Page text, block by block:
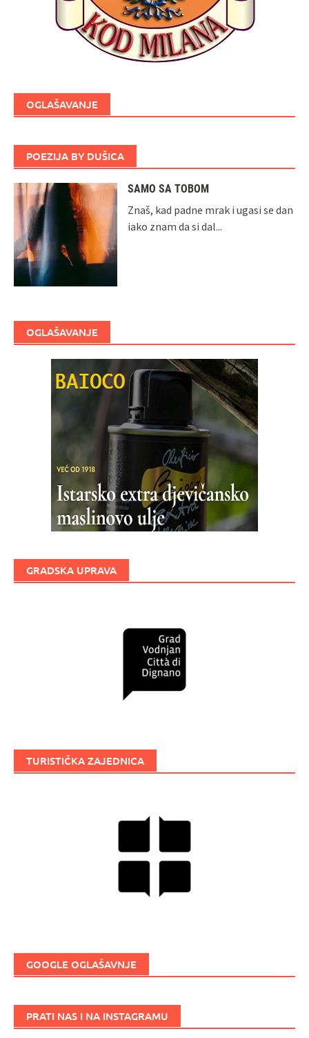
OGLAŠAVANJE
POEZIJA BY DUŠICA
SAMO SA TOBOM
Znaš, kad padne mrak i ugasi se dan
iako znam da si dal...
OGLAŠAVANJE
GRADSKA UPRAVA
TURISTIČKA ZAJEDNICA
GOOGLE OGLAŠAVNJE
PRATI NAS I NA INSTAGRAMU